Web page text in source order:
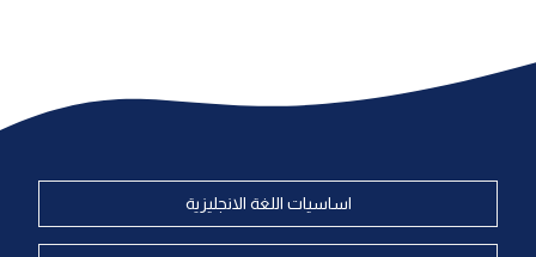
اساسيات اللغة الانجليزية